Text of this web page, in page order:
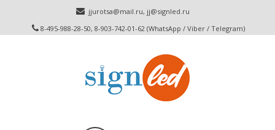
jjurotsa@mail.ru, jj@signled.ru
8-495-988-28-50, 8-903-742-01-62 (WhatsApp / Viber / Telegram)